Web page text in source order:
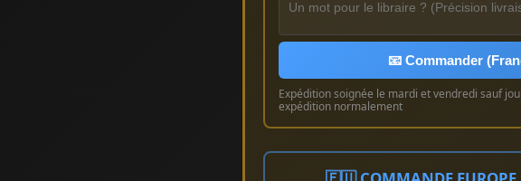
📧 Commander
Expédition soignée le mardi et vendredi sauf
expédition normalement